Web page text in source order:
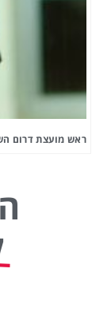
ראש מועצת דרום